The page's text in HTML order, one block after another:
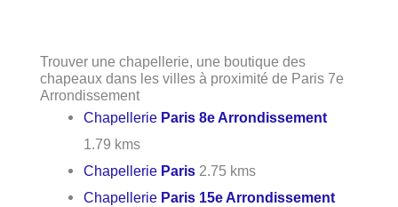
Trouver une chapellerie, une boutique des
chapeaux dans les villes à proximité de Paris 7e
Arrondissement
Chapellerie Paris 8e Arrondissement
1.79 kms
Chapellerie Paris 2.75 kms
Chapellerie Paris 15e Arrondissement